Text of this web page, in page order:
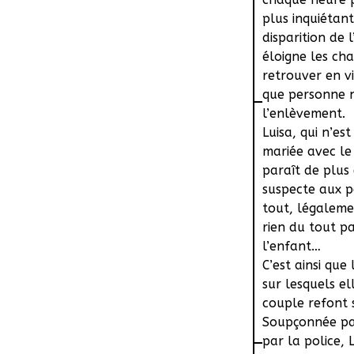
plus
disparition de
éloigne les
retrouver en
que personne
l’enlèvement.
Luisa, qui
mariée avec
paraît de plus
suspecte aux
tout,
rien du tout
l’enfant…
C’est ainsi
sur lesquels
couple refont
Soupçonnée
par la police,
Luisa a tout
décédée
pour la
Mais le
Le
disparition de
Luisa, qui
elle n’est rien
C’est ainsi
se débat pour